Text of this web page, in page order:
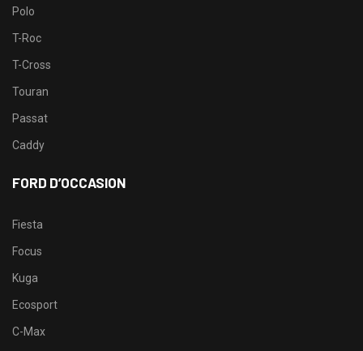
Polo
T-Roc
T-Cross
Touran
Passat
Caddy
FORD D’OCCASION
Fiesta
Focus
Kuga
Ecosport
C-Max